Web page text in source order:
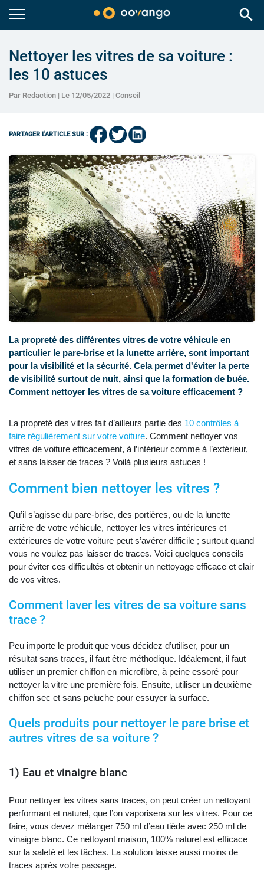
search
Nettoyer les vitres de sa voiture :
les 10 astuces
Par Redaction | Le 12/05/2022 | Conseil
PARTAGER L'ARTICLE SUR :
La propreté des différentes vitres de votre véhicule en
particulier le pare-brise et la lunette arrière, sont important
pour la visibilité et la sécurité. Cela permet d'éviter la perte
de visibilité surtout de nuit, ainsi que la formation de buée.
Comment nettoyer les vitres de sa voiture efficacement ?
La propreté des vitres fait d’ailleurs partie des 10 contrôles à
faire régulièrement sur votre voiture. Comment nettoyer vos
vitres de voiture efficacement, à l’intérieur comme à l’extérieur,
et sans laisser de traces ? Voilà plusieurs astuces !
Comment bien nettoyer les vitres ?
Qu’il s’agisse du pare-brise, des portières, ou de la lunette
arrière de votre véhicule, nettoyer les vitres intérieures et
extérieures de votre voiture peut s’avérer difficile ; surtout quand
vous ne voulez pas laisser de traces. Voici quelques conseils
pour éviter ces difficultés et obtenir un nettoyage efficace et clair
de vos vitres.
Comment laver les vitres de sa voiture sans
trace ?
Peu importe le produit que vous décidez d’utiliser, pour un
résultat sans traces, il faut être méthodique. Idéalement, il faut
utiliser un premier chiffon en microfibre, à peine essoré pour
nettoyer la vitre une première fois. Ensuite, utiliser un deuxième
chiffon sec et sans peluche pour essuyer la surface.
Quels produits pour nettoyer le pare brise et
autres vitres de sa voiture ?
1) Eau et vinaigre blanc
Pour nettoyer les vitres sans traces, on peut créer un nettoyant
performant et naturel, que l’on vaporisera sur les vitres. Pour ce
faire, vous devez mélanger 750 ml d’eau tiède avec 250 ml de
vinaigre blanc. Ce nettoyant maison, 100% naturel est efficace
sur la saleté et les tâches. La solution laisse aussi moins de
traces après votre passage.